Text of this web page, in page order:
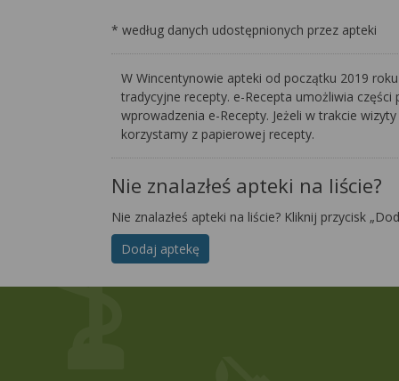
* według danych udostępnionych przez apteki
W Wincentynowie apteki od początku 2019
tradycyjne recepty. e-Recepta umożliwia
wprowadzenia e-Recepty. Jeżeli w trakcie
korzystamy z papierowej recepty.
Nie znalazłeś apteki na liście?
Nie znalazłeś apteki na liście? Kliknij przycisk
Dodaj aptekę